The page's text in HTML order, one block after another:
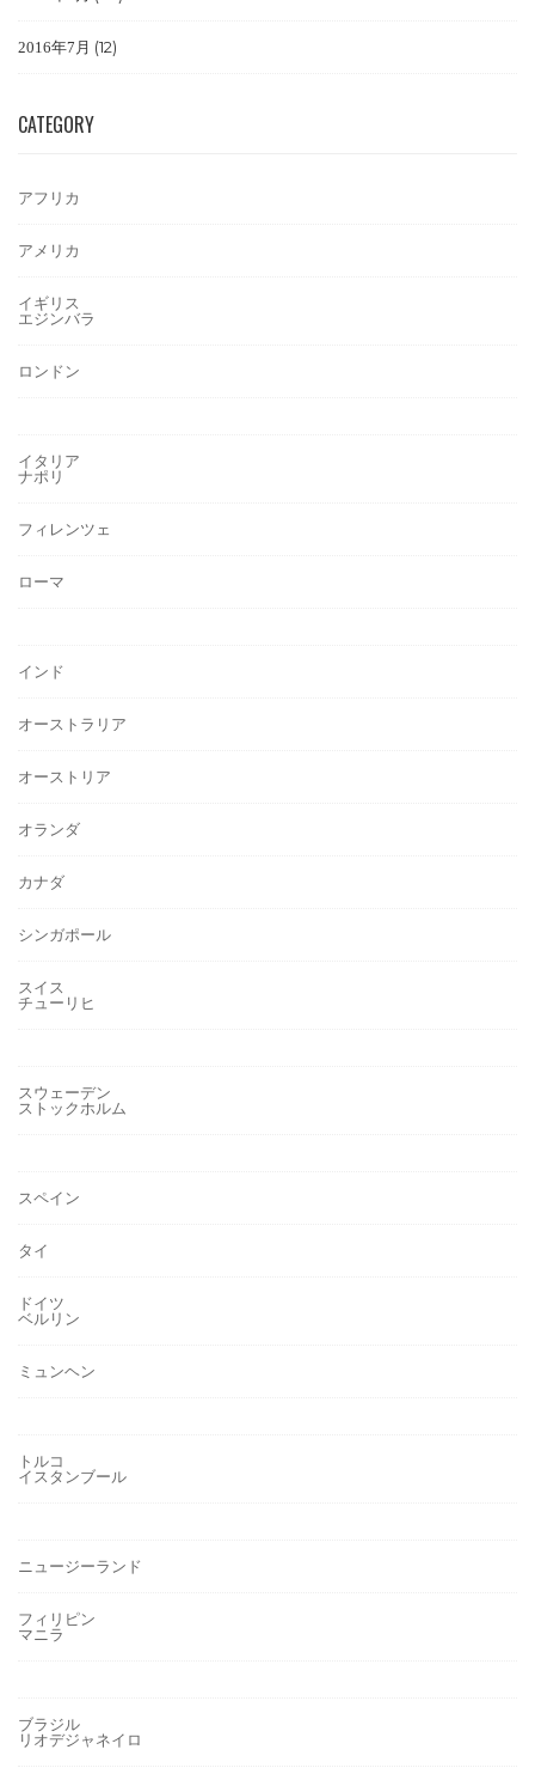
2016年7月 (12)
CATEGORY
アフリカ
アメリカ
イギリス
エジンバラ
ロンドン
イタリア
ナポリ
フィレンツェ
ローマ
インド
オーストラリア
オーストリア
オランダ
カナダ
シンガポール
スイス
チューリヒ
スウェーデン
ストックホルム
スペイン
タイ
ドイツ
ベルリン
ミュンヘン
トルコ
イスタンブール
ニュージーランド
フィリピン
マニラ
ブラジル
リオデジャネイロ